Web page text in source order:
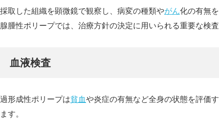
採取した組織を顕微鏡で観察し、病変の種類やがん化の有無
腺腫性ポリープでは、治療方針の決定に用いられる重要な検
血液検査
過形成性ポリープは貧血や炎症の有無など全身の状態を評価
ます。